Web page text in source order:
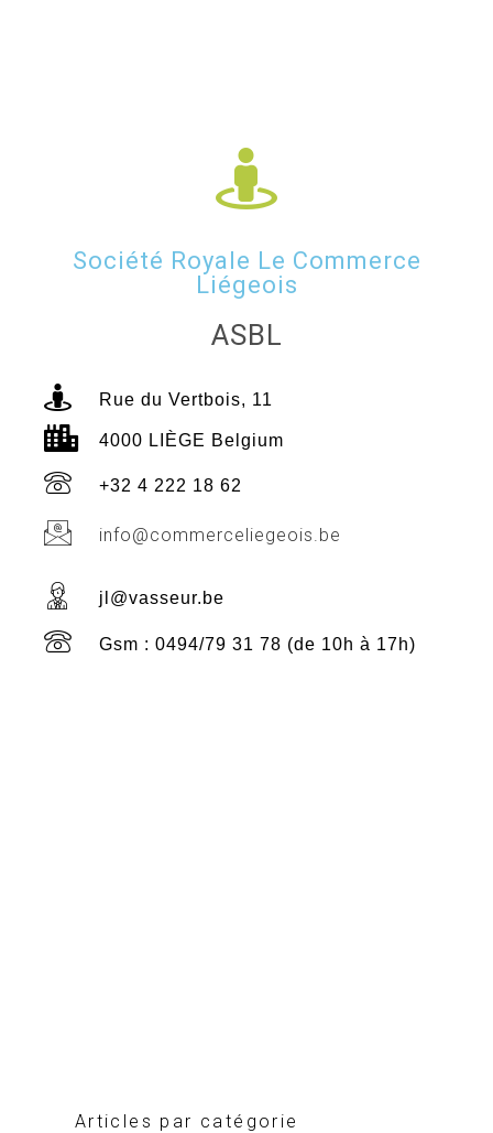
Société Royale Le Commerce
Liégeois
ASBL
Rue du Vertbois, 11
4000 LIÈGE Belgium
+32 4 222 18 62
info@commerceliegeois.be
jl@vasseur.be
Gsm : 0494/79 31 78 (de 10h à 17h)
Articles par catégorie